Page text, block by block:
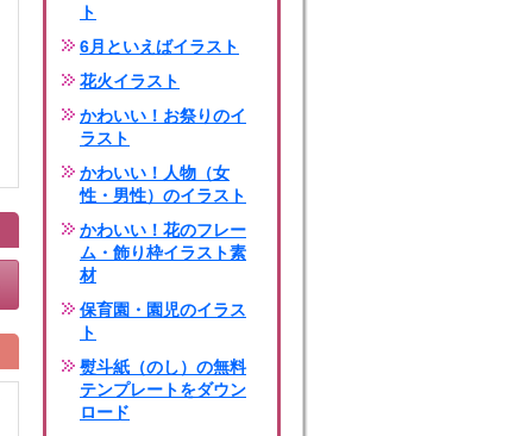
ト
6月といえばイラスト
花火イラスト
かわいい！お祭りのイ
ラスト
かわいい！人物（女
性・男性）のイラスト
かわいい！花のフレー
ム・飾り枠イラスト素
材
保育園・園児のイラス
ト
熨斗紙（のし）の無料
テンプレートをダウン
ロード